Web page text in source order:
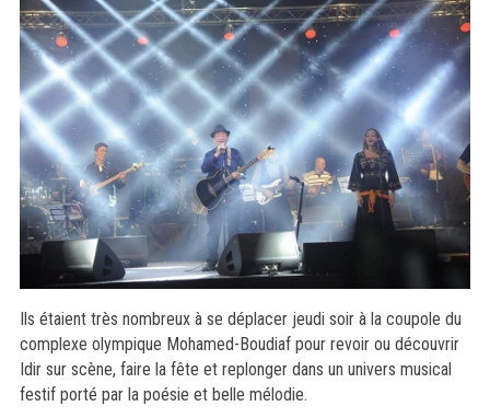
Ils étaient très nombreux à se déplacer jeudi soir à la coupole du
complexe olympique Mohamed-Boudiaf pour revoir ou découvrir
Idir sur scène, faire la fête et replonger dans un univers musical
festif porté par la poésie et belle mélodie.